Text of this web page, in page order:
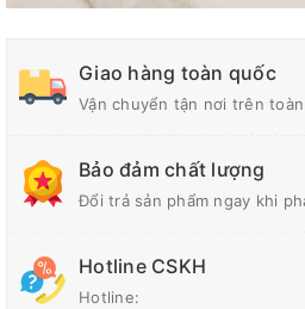
Giao hàng toàn quốc
Vận chuyển tận nơi trên
Bảo đảm chất lượng
Đổi trả sản phẩm ngay khi
Hotline CSKH
Hotline: